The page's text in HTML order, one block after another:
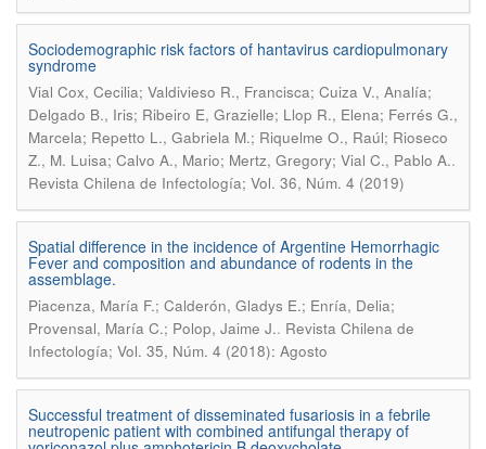
Sociodemographic risk factors of hantavirus cardiopulmonary
syndrome
Vial Cox, Cecilia; Valdivieso R., Francisca; Cuiza V., Analía;
Delgado B., Iris; Ribeiro E, Grazielle; Llop R., Elena; Ferrés G.,
Marcela; Repetto L., Gabriela M.; Riquelme O., Raúl; Rioseco
Z., M. Luisa; Calvo A., Mario; Mertz, Gregory; Vial C., Pablo A..
Revista Chilena de Infectología; Vol. 36, Núm. 4 (2019)
Spatial difference in the incidence of Argentine Hemorrhagic
Fever and composition and abundance of rodents in the
assemblage.
Piacenza, María F.; Calderón, Gladys E.; Enría, Delia;
Provensal, María C.; Polop, Jaime J.. Revista Chilena de
Infectología; Vol. 35, Núm. 4 (2018): Agosto
Successful treatment of disseminated fusariosis in a febrile
neutropenic patient with combined antifungal therapy of